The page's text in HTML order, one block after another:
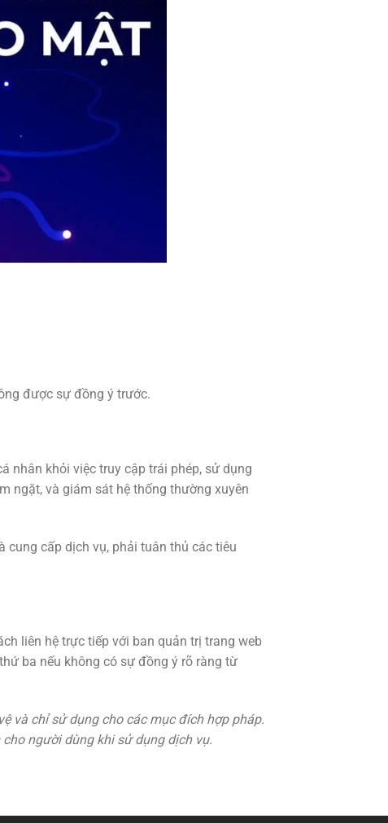
được sự đồng ý trước.
nhân khỏi việc truy cập trái phép, sử dụng
ngặt, và giám sát hệ thống thường xuyên
cung cấp dịch vụ, phải tuân thủ các tiêu
liên hệ trực tiếp với ban quản trị trang web
ba nếu không có sự đồng ý rõ ràng từ
và chỉ sử dụng cho các mục đích hợp pháp.
người dùng khi sử dụng dịch vụ.